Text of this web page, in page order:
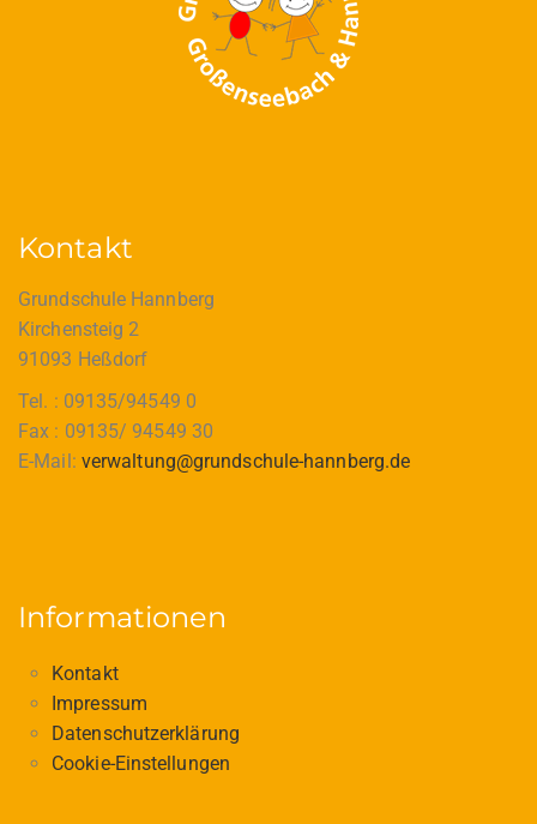
Kontakt
Grundschule Hannberg
Kirchensteig 2
91093 Heßdorf
Tel. : 09135/94549 0
Fax : 09135/ 94549 30
E-Mail: verwaltung@grundschule-hannberg.de
Informationen
Kontakt
Impressum
Datenschutzerklärung
Cookie-Einstellungen